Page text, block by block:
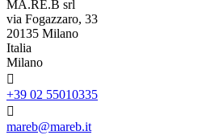
MA.RE.B srl
via Fogazzaro, 33
20135 Milano
Italia
Milano

+39 02 55010335

mareb@mareb.it